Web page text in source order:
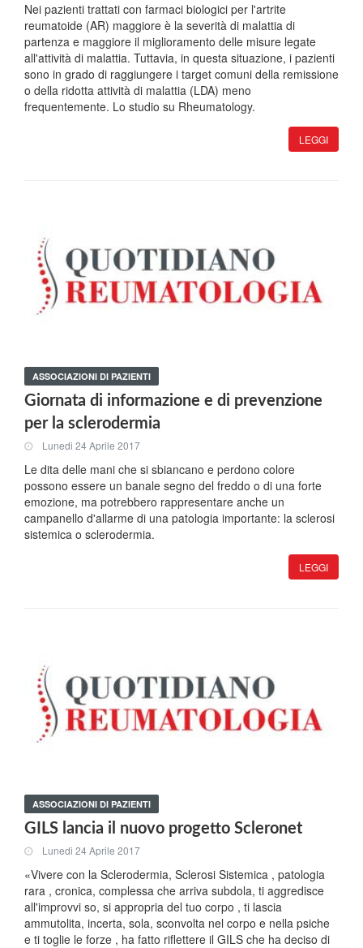
Nei pazienti trattati con farmaci biologici per l'artrite
reumatoide (AR) maggiore è la severità di malattia di
partenza e maggiore il miglioramento delle misure legate
all'attività di malattia. Tuttavia, in questa situazione, i pazienti
sono in grado di raggiungere i target comuni della remissione
o della ridotta attività di malattia (LDA) meno
frequentemente. Lo studio su Rheumatology.
LEGGI
ASSOCIAZIONI DI PAZIENTI
Giornata di informazione e di prevenzione
per la sclerodermia
Lunedi 24 Aprile 2017
Le dita delle mani che si sbiancano e perdono colore
possono essere un banale segno del freddo o di una forte
emozione, ma potrebbero rappresentare anche un
campanello d'allarme di una patologia importante: la sclerosi
sistemica o sclerodermia.
LEGGI
ASSOCIAZIONI DI PAZIENTI
GILS lancia il nuovo progetto Scleronet
Lunedi 24 Aprile 2017
«Vivere con la Sclerodermia, Sclerosi Sistemica , patologia
rara , cronica, complessa che arriva subdola, ti aggredisce
all'improvvi so, si appropria del tuo corpo , ti lascia
ammutolita, incerta, sola, sconvolta nel corpo e nella psiche
e ti toglie le forze , ha fatto riflettere il GILS che ha deciso di